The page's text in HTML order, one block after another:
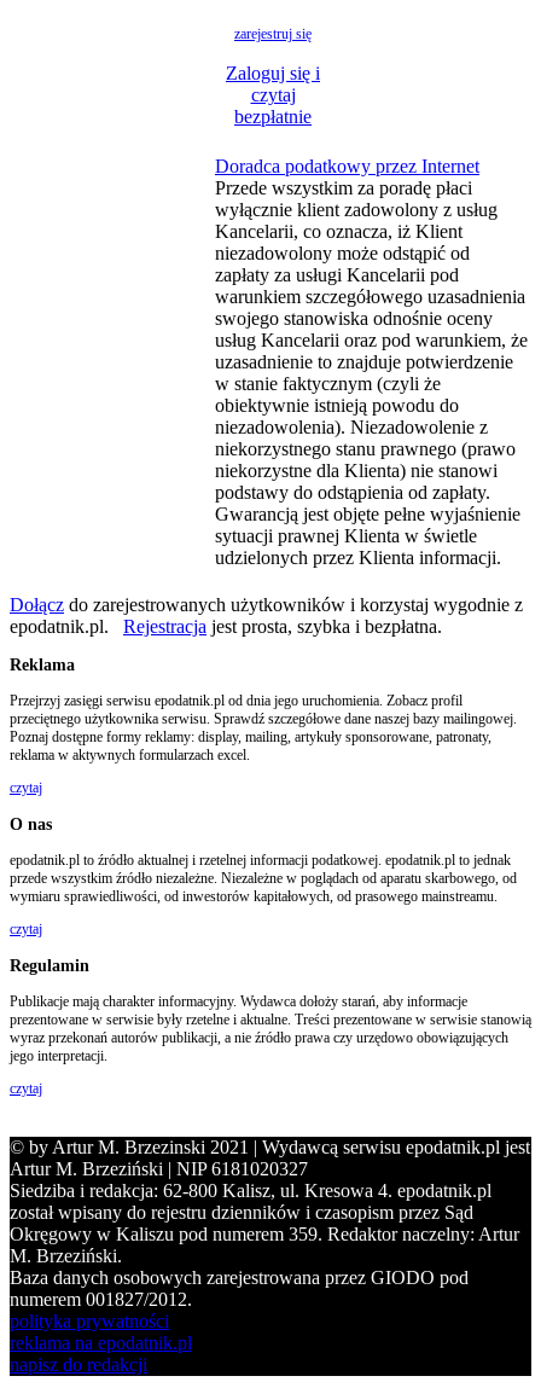
zarejestruj się
Zaloguj się i
czytaj
bezpłatnie
Doradca podatkowy przez Internet
Przede wszystkim za poradę płaci
wyłącznie klient zadowolony z usług
Kancelarii, co oznacza, iż Klient
niezadowolony może odstąpić od
zapłaty za usługi Kancelarii pod
warunkiem szczegółowego uzasadnienia
swojego stanowiska odnośnie oceny
usług Kancelarii oraz pod warunkiem, że
uzasadnienie to znajduje potwierdzenie
w stanie faktycznym (czyli że
obiektywnie istnieją powodu do
niezadowolenia). Niezadowolenie z
niekorzystnego stanu prawnego (prawo
niekorzystne dla Klienta) nie stanowi
podstawy do odstąpienia od zapłaty.
Gwarancją jest objęte pełne wyjaśnienie
sytuacji prawnej Klienta w świetle
udzielonych przez Klienta informacji.
Dołącz do zarejestrowanych użytkowników i korzystaj wygodnie z
epodatnik.pl. Rejestracja jest prosta, szybka i bezpłatna.
Reklama
Przejrzyj zasięgi serwisu epodatnik.pl od dnia jego uruchomienia. Zobacz profil
przeciętnego użytkownika serwisu. Sprawdź szczegółowe dane naszej bazy mailingowej.
Poznaj dostępne formy reklamy: display, mailing, artykuły sponsorowane, patronaty,
reklama w aktywnych formularzach excel.
czytaj
O nas
epodatnik.pl to źródło aktualnej i rzetelnej informacji podatkowej. epodatnik.pl to jednak
przede wszystkim źródło niezależne. Niezależne w poglądach od aparatu skarbowego, od
wymiaru sprawiedliwości, od inwestorów kapitałowych, od prasowego mainstreamu.
czytaj
Regulamin
Publikacje mają charakter informacyjny. Wydawca dołoży starań, aby informacje
prezentowane w serwisie były rzetelne i aktualne. Treści prezentowane w serwisie stanowią
wyraz przekonań autorów publikacji, a nie źródło prawa czy urzędowo obowiązujących
jego interpretacji.
czytaj
© by Artur M. Brzezinski 2021 | Wydawcą serwisu epodatnik.pl jest
Artur M. Brzeziński | NIP 6181020327
Siedziba i redakcja: 62-800 Kalisz, ul. Kresowa 4. epodatnik.pl
został wpisany do rejestru dzienników i czasopism przez Sąd
Okręgowy w Kaliszu pod numerem 359. Redaktor naczelny: Artur
M. Brzeziński.
Baza danych osobowych zarejestrowana przez GIODO pod
numerem 001827/2012.
polityka prywatności
reklama na epodatnik.pl
napisz do redakcji